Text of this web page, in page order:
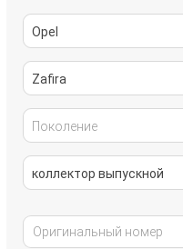
Opel
Zafira
Поколение
коллектор выпускной